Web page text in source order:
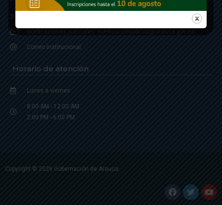
Correo Institucional
Horario de atención
Lunes a viernes
8:00 AM - 12:00 AM
2:00 PM - 6:00 PM.
Copyright © 2026 Gobernación de Arauca